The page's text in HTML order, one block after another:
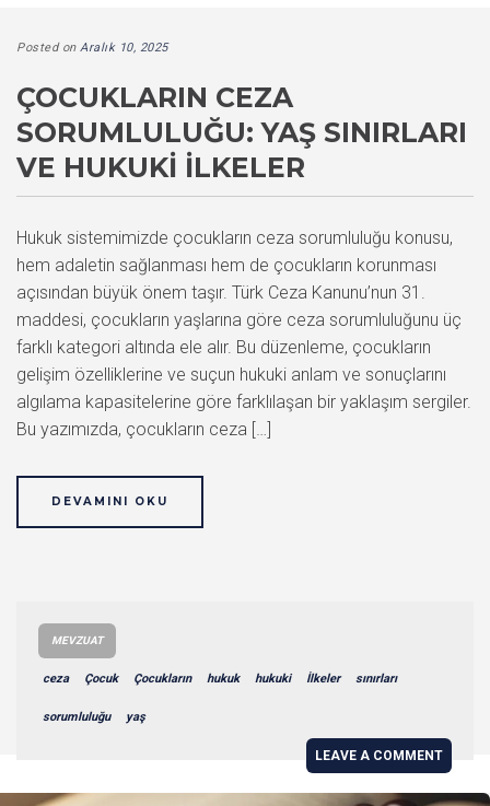
Posted on Aralık 10, 2025
ÇOCUKLARIN CEZA
SORUMLULUĞU: YAŞ SINIRLARI
VE HUKUKI İLKELER
Hukuk sistemimizde çocukların ceza sorumluluğu konusu,
hem adaletin sağlanması hem de çocukların korunması
açısından büyük önem taşır. Türk Ceza Kanunu’nun 31.
maddesi, çocukların yaşlarına göre ceza sorumluluğunu üç
farklı kategori altında ele alır. Bu düzenleme, çocukların
gelişim özelliklerine ve suçun hukuki anlam ve sonuçlarını
algılama kapasitelerine göre farklılaşan bir yaklaşım sergiler.
Bu yazımızda, çocukların ceza […]
DEVAMINI OKU
MEVZUAT
ceza Çocuk Çocukların hukuk hukuki İlkeler sınırları
sorumluluğu yaş
LEAVE A COMMENT